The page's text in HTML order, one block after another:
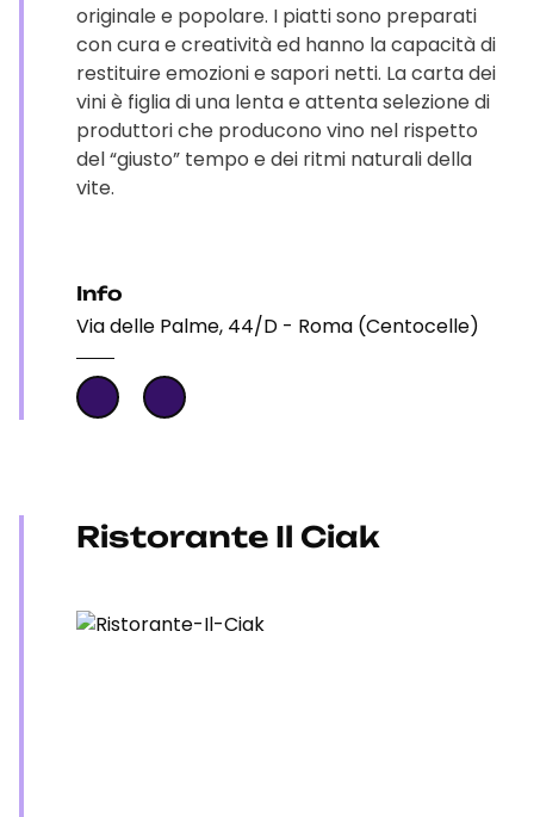
originale e popolare. I piatti sono preparati
con cura e creatività ed hanno la capacità di
restituire emozioni e sapori netti. La carta dei
vini è figlia di una lenta e attenta selezione di
produttori che producono vino nel rispetto
del “giusto” tempo e dei ritmi naturali della
vite.
Info
Via delle Palme, 44/D - Roma (Centocelle)
Ristorante Il Ciak